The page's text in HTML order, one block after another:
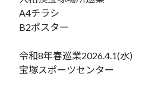
A4チラシ
B2ポスター
令和8年春巡業2026.4.1(水)
宝塚スポーツセンター